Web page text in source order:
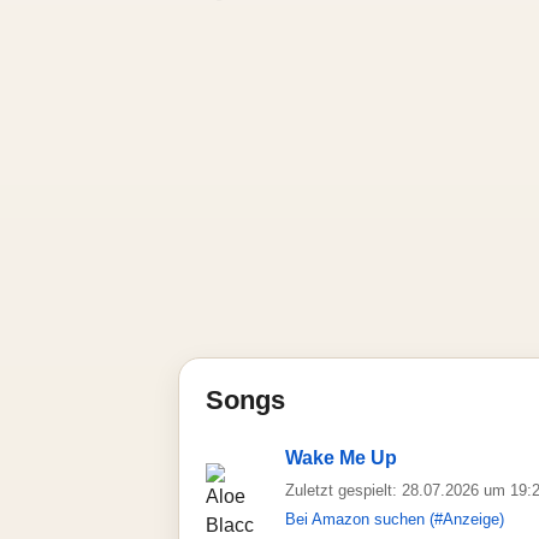
Songs
Wake Me Up
Zuletzt gespielt: 28.07.2026 um
Bei Amazon suchen (#Anzeige)